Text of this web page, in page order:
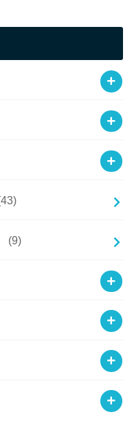
(9)